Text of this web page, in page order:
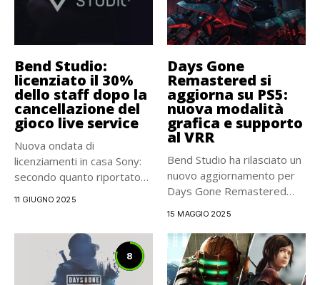
Bend Studio:
licenziato il 30%
dello staff dopo la
cancellazione del
gioco live service
Nuova ondata di
licenziamenti in casa Sony:
secondo quanto riportato
11 GIUGNO 2025
Days Gone
Remastered si
aggiorna su PS5:
nuova modalità
grafica e supporto
al VRR
Bend Studio ha rilasciato un
nuovo aggiornamento per
Days Gone Remastered
15 MAGGIO 2025
8